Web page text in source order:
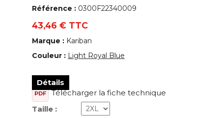
Référence : 0300F22340009
43,46 € TTC
Marque : Kariban
Couleur : Light Royal Blue
Détails
PDF
Télécharger la fiche technique
Taille :